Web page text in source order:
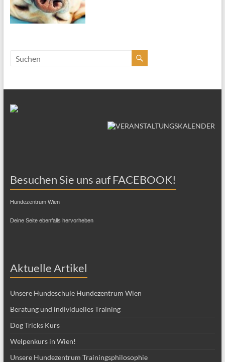
Besuchen Sie uns auf FACEBOOK!
Hundezentrum Wien
Deine Seite ebenfalls hervorheben
Aktuelle Artikel
Unsere Hundeschule Hundezentrum Wien
Beratung und individuelles Training
Dog Tricks Kurs
Welpenkurs in Wien!
Unsere Hundezentrum Trainingsphilosophie